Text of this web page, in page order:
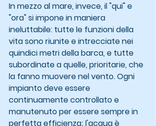
In mezzo al mare, invece, il "qui" e
"ora" si impone in maniera
ineluttabile: tutte le funzioni della
vita sono riunite e intrecciate nei
quindici metri della barca, e tutte
subordinate a quelle, prioritarie, che
la fanno muovere nel vento. Ogni
impianto deve essere
continuamente controllato e
manutenuto per essere sempre in
perfetta efficienza; l'acqua è